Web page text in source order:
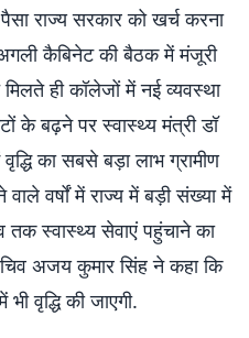
पैसा राज्य सरकार को खर्च करना
कैबिनेट की बैठक में मंजूरी
ही कॉलेजों में नई व्यवस्था
के बढ़ने पर स्वास्थ्य मंत्री डॉ
का सबसे बड़ा लाभ ग्रामीण
वर्षों में राज्य में बड़ी संख्या में
तक स्वास्थ्य सेवाएं पहुंचाने का
अजय कुमार सिंह ने कहा कि
वृद्धि की जाएगी.